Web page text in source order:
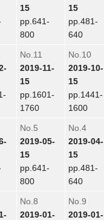
15
pp.641-
800
15
pp.481-
640
No.11
2019-11-
15
pp.1601-
1760
No.10
2019-10-
15
pp.1441-
1600
No.5
2019-05-
15
pp.641-
800
No.4
2019-04-
15
pp.481-
640
No.8
2019-01-
No.9
2019-01-